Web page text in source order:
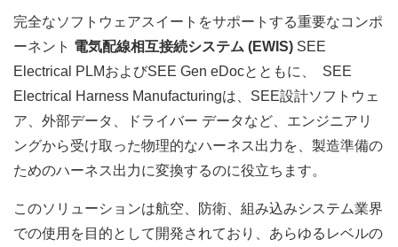
完全なソフトウェアスイートをサポートする重要なコンポ
ーネント 電気配線相互接続システム (EWIS) SEE
Electrical PLMおよびSEE Gen eDocとともに、
SEE
Electrical Harness Manufacturingは、SEE設計ソフトウェ
ア、外部データ、ドライバー データなど、エンジニアリ
ングから受け取った物理的なハーネス出力を、製造準備の
ためのハーネス出力に変換するのに役立ちます。
このソリューションは航空、防衛、組み込みシステム業界
での使用を目的として開発されており、あらゆるレベルの